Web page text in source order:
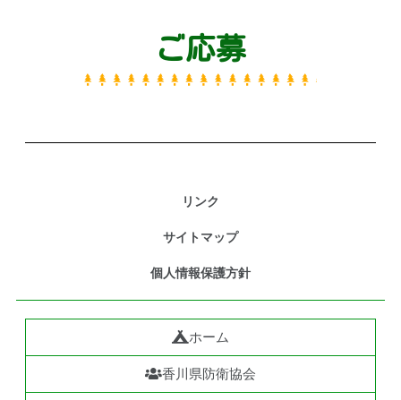
ご応募
リンク
サイトマップ
個人情報保護方針
ホーム
香川県防衛協会